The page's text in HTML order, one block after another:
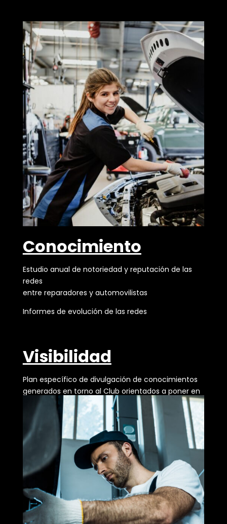
Conocimiento
Estudio anual de notoriedad y reputación de las
redes
entre reparadores y automovilistas
Informes de evolución de las redes
Visibilidad
Plan específico de divulgación de conocimientos
generados en torno al Club orientados a poner en
valor la contribución de las Redes al sector